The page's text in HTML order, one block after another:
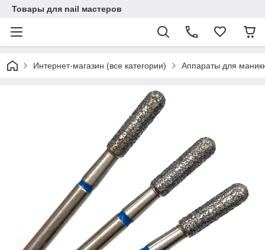
Товары для nail мастеров
Интернет-магазин (все категории) Аппараты для